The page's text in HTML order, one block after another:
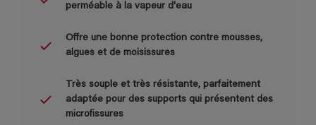
perméable à la vapeur d'eau
Offre une bonne protection contre mousses,
algues et de moisissures
Très souple et très résistante, parfaitement
adaptée pour des supports qui présentent des
microfissures